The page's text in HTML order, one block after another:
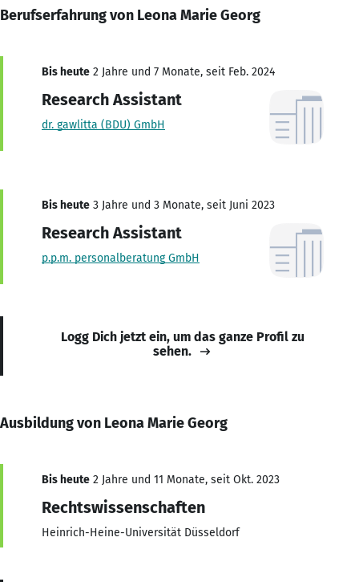
Berufserfahrung von Leona Marie Georg
Bis heute 2 Jahre und 7 Monate, seit Feb. 2024
Research Assistant
dr. gawlitta (BDU) GmbH
Bis heute 3 Jahre und 3 Monate, seit Juni 2023
Research Assistant
p.p.m. personalberatung GmbH
Logg Dich jetzt ein, um das ganze Profil zu
sehen.
Ausbildung von Leona Marie Georg
Bis heute 2 Jahre und 11 Monate, seit Okt. 2023
Rechtswissenschaften
Heinrich-Heine-Universität Düsseldorf